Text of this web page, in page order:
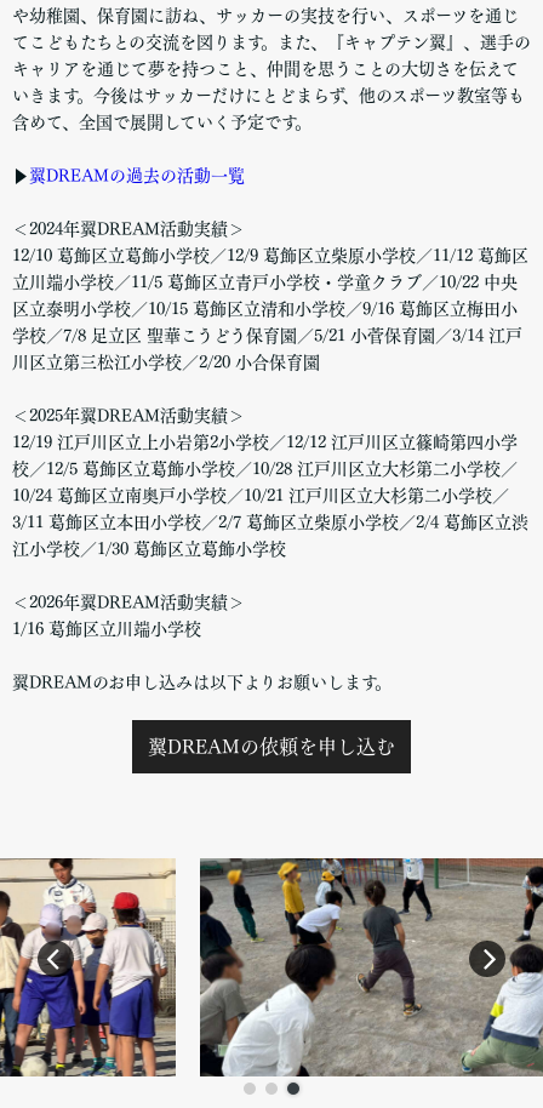
や幼稚園、保育園に訪ね、サッカーの実技を行い、スポーツを通じ
てこどもたちとの交流を図ります。また、『キャプテン翼』、選手の
キャリアを通じて夢を持つこと、仲間を思うことの大切さを伝えて
いきます。今後はサッカーだけにとどまらず、他のスポーツ教室等も
含めて、全国で展開していく予定です。
▶ 翼DREAMの過去の活動一覧
＜2024年翼DREAM活動実績＞
12/10 葛飾区立葛飾小学校／12/9 葛飾区立柴原小学校／11/12 葛飾区
立川端小学校／11/5 葛飾区立青戸小学校・学童クラブ／10/22 中央
区立泰明小学校／10/15 葛飾区立清和小学校／9/16 葛飾区立梅田小
学校／7/8 足立区 聖華こうどう保育園／5/21 小菅保育園／3/14 江戸
川区立第三松江小学校／2/20 小合保育園
＜2025年翼DREAM活動実績＞
12/19 江戸川区立上小岩第2小学校／12/12 江戸川区立篠崎第四小学
校／12/5 葛飾区立葛飾小学校／10/28 江戸川区立大杉第二小学校／
10/24 葛飾区立南奥戸小学校／10/21 江戸川区立大杉第二小学校／
3/11 葛飾区立本田小学校／2/7 葛飾区立柴原小学校／2/4 葛飾区立渋
江小学校／1/30 葛飾区立葛飾小学校
＜2026年翼DREAM活動実績＞
1/16 葛飾区立川端小学校
翼DREAMのお申し込みは以下よりお願いします。
翼DREAMの依頼を申し込む